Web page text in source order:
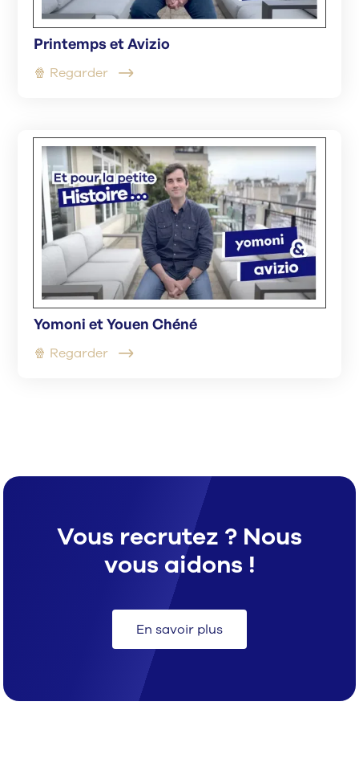
Printemps et Avizio
🍿 Regarder
Yomoni et Youen Chéné
🍿 Regarder
Vous recrutez ? Nous
vous aidons !
En savoir plus